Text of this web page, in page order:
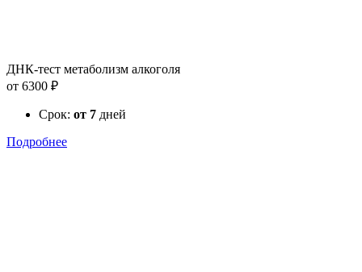
ДНК-тест метаболизм алкоголя
от 6300 ₽
Срок: от 7 дней
Подробнее